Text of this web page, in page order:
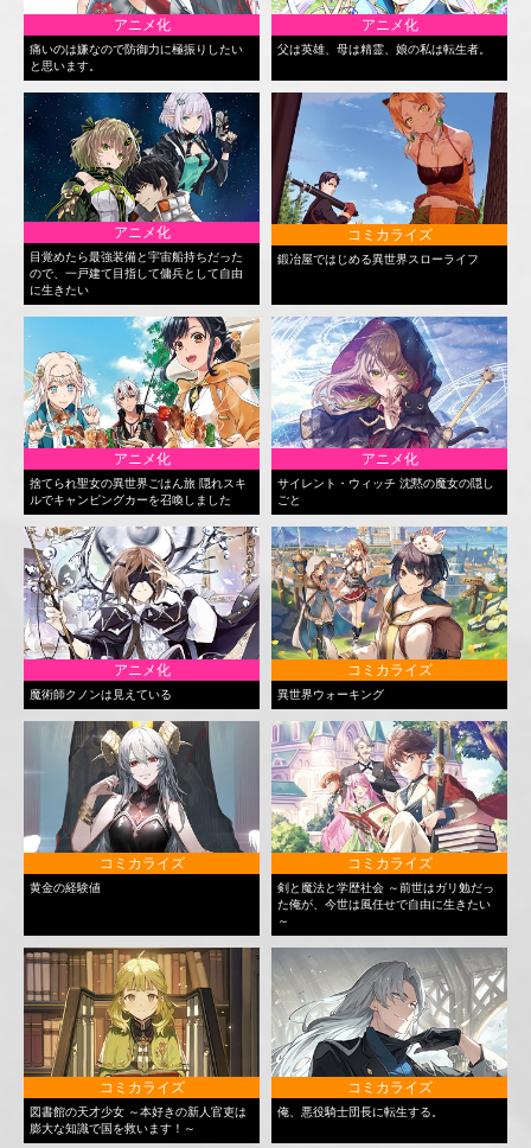
アニメ化
痛いのは嫌なので防御力に極振りしたい
と思います。
アニメ化
父は英雄、母は精霊、娘の私は転生者。
アニメ化
目覚めたら最強装備と宇宙船持ちだった
ので、一戸建て目指して傭兵として自由
に生きたい
コミカライズ
鍛冶屋ではじめる異世界スローライフ
アニメ化
捨てられ聖女の異世界ごはん旅 隠れスキ
ルでキャンピングカーを召喚しました
アニメ化
サイレント・ウィッチ 沈黙の魔女の隠し
ごと
アニメ化
魔術師クノンは見えている
コミカライズ
異世界ウォーキング
コミカライズ
黄金の経験値
コミカライズ
剣と魔法と学歴社会 ～前世はガリ勉だっ
た俺が、今世は風任せで自由に生きたい
～
コミカライズ
図書館の天才少女 ～本好きの新人官吏は
膨大な知識で国を救います！～
コミカライズ
俺、悪役騎士団長に転生する。